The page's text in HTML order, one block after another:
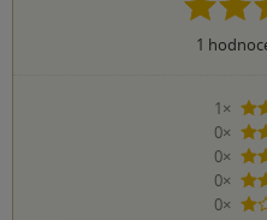
1
1×
0×
0×
0×
0×
1